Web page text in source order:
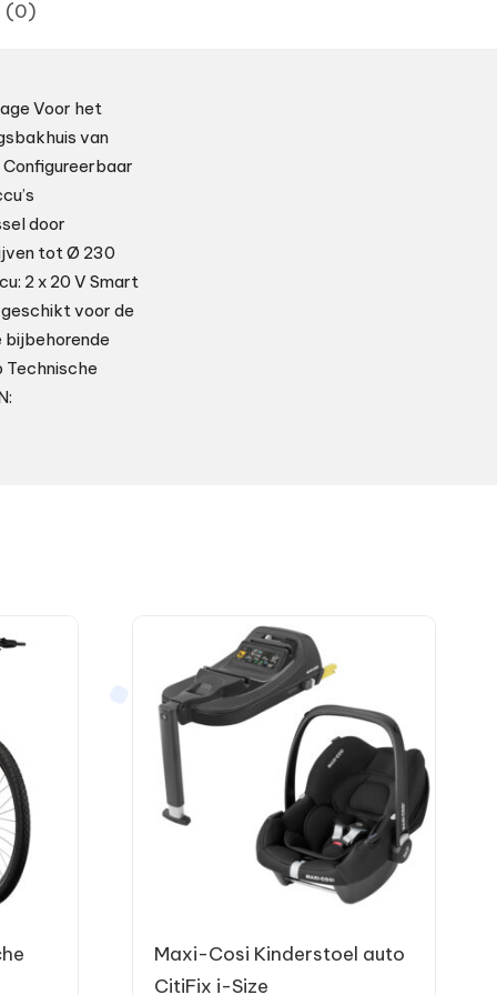
(0)
Voor het
van
door
tot Ø 230
2 x 20 V Smart
voor de
bijbehorende
Technische
Maxi-Cosi Kinderstoel auto
CitiFix i-Size